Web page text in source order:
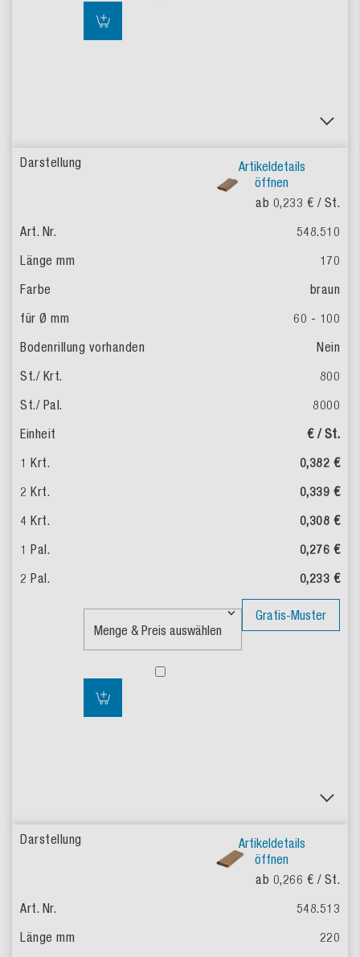
Artikeldetails
öffnen
ab 0,233 € / St.
548.510
170
braun
60 - 100
Nein
800
8000
€ / St.
0,382 €
0,339 €
0,308 €
0,276 €
0,233 €
Gratis-Muster
Artikeldetails
öffnen
ab 0,266 € / St.
548.513
220